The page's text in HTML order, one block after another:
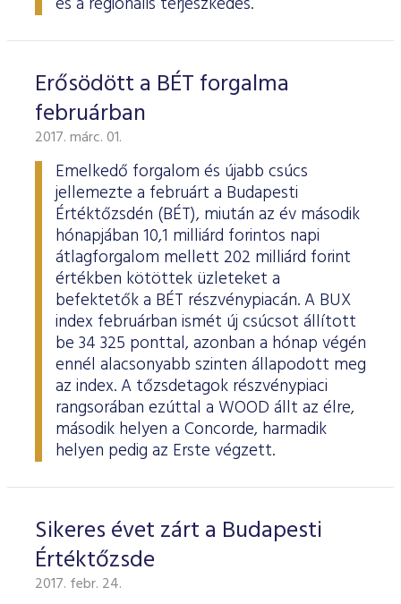
Erősödött a BÉT forgalma
februárban
2017. márc. 01.
Emelkedő forgalom és újabb csúcs
jellemezte a februárt a Budapesti
Értéktőzsdén (BÉT), miután az év második
hónapjában 10,1 milliárd forintos napi
átlagforgalom mellett 202 milliárd forint
értékben kötöttek üzleteket a
befektetők a BÉT részvénypiacán. A BUX
index februárban ismét új csúcsot állított
be 34 325 ponttal, azonban a hónap végén
ennél alacsonyabb szinten állapodott meg
az index. A tőzsdetagok részvénypiaci
rangsorában ezúttal a WOOD állt az élre,
második helyen a Concorde, harmadik
helyen pedig az Erste végzett.
Sikeres évet zárt a Budapesti
Értéktőzsde
2017. febr. 24.